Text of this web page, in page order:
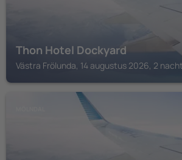
Thon Hotel Dockyard
Västra Frölunda, 14 augustus 2026, 2